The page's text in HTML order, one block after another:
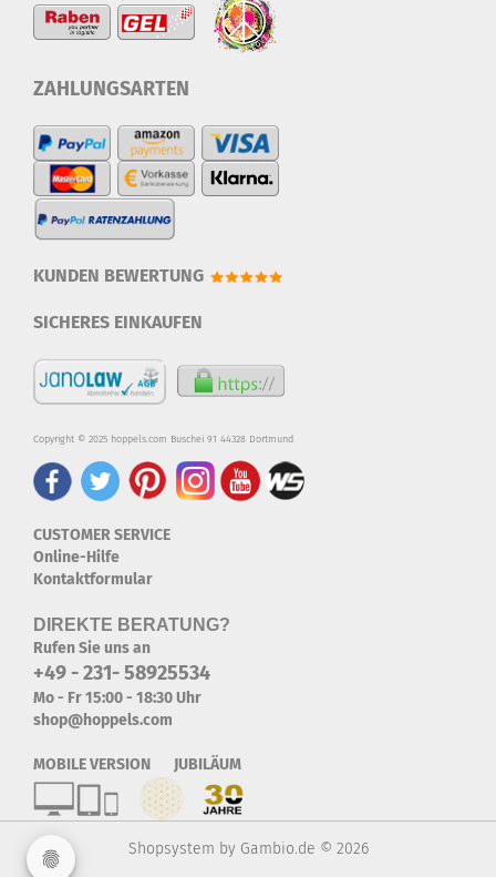
ZAHLUNGSARTEN
KUNDEN BEWERTUNG
SICHERES EINKAUFEN
Copyright © 2025 hoppels.com Buschei 91 44328 Dortmund
CUSTOMER SERVICE
Online-Hilfe
Kontaktformular
DIREKTE BERATUNG?
Rufen Sie uns an
+49 - 231- 58925534
Mo - Fr 15:00 - 18:30 Uhr
shop@hoppels.com
MOBILE VERSION JUBILÄUM
Shopsystem by Gambio.de © 2026